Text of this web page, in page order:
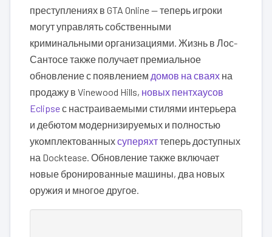
преступлениях в GTA Online — теперь игроки
могут управлять собственными
криминальными организациями. Жизнь в Лос-
Сантосе также получает премиальное
обновление с появлением домов на сваях на
продажу в Vinewood Hills, новых пентхаусов
Eclipseс настраиваемыми стилями интерьера
и дебютом модернизируемых и полностью
укомплектованныхсуперяхттеперь доступных
на Docktease. Обновление также включает
новые бронированные машины, два новых
оружия и многое другое.